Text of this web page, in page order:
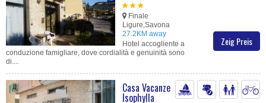
Zeig Preis
Finale
Ligure,Savona
27.2KM away
Hotel accogliente a
conduzione famigliare, dove cordialità e genuinità sono
di....
Casa Vacanze
Isophylla